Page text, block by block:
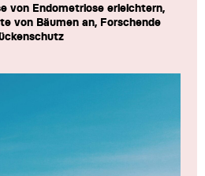
von Endometriose erleichtern,
von Bäumen an, Forschende